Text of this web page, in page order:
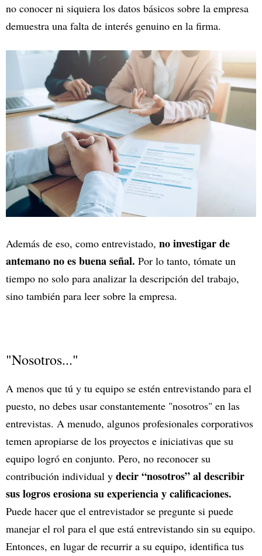
no conocer ni siquiera los datos básicos sobre la empresa
demuestra una falta de interés genuino en la firma.
Además de eso, como entrevistado, no investigar de
antemano no es buena señal. Por lo tanto, tómate un
tiempo no solo para analizar la descripción del trabajo,
sino también para leer sobre la empresa.
"Nosotros..."
A menos que tú y tu equipo se estén entrevistando para el
puesto, no debes usar constantemente "nosotros" en las
entrevistas. A menudo, algunos profesionales corporativos
temen apropiarse de los proyectos e iniciativas que su
equipo logró en conjunto. Pero, no reconocer su
contribución individual y decir “nosotros” al describir
sus logros erosiona su experiencia y calificaciones.
Puede hacer que el entrevistador se pregunte si puede
manejar el rol para el que está entrevistando sin su equipo.
Entonces, en lugar de recurrir a su equipo, identifica tus